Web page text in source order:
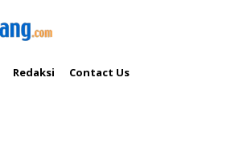
Redaksi Contact Us